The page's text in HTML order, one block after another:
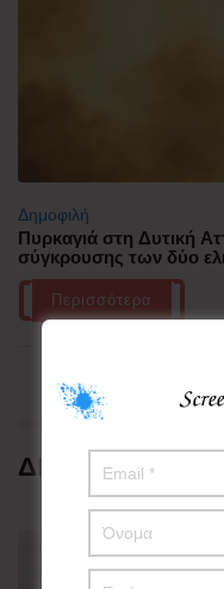
Δημοφιλή
Πυρκαγιά στη Δυτική
σύγκρουσης των δύο
Περισσότερα
ΔΗΜΟΦΙΛΗ